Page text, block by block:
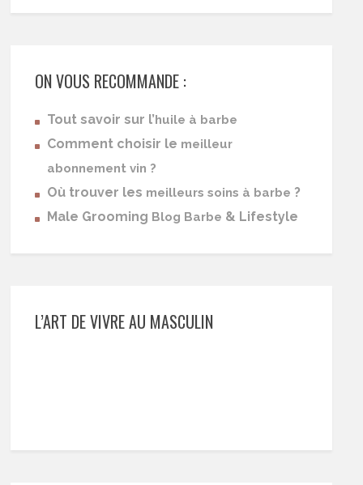
ON VOUS RECOMMANDE :
Tout savoir sur l’ huile à barbe
Comment choisir le meilleur
abonnement vin ?
Où trouver les meilleurs soins à barbe ?
Male Grooming Blog Barbe & Lifestyle
L’ART DE VIVRE AU MASCULIN